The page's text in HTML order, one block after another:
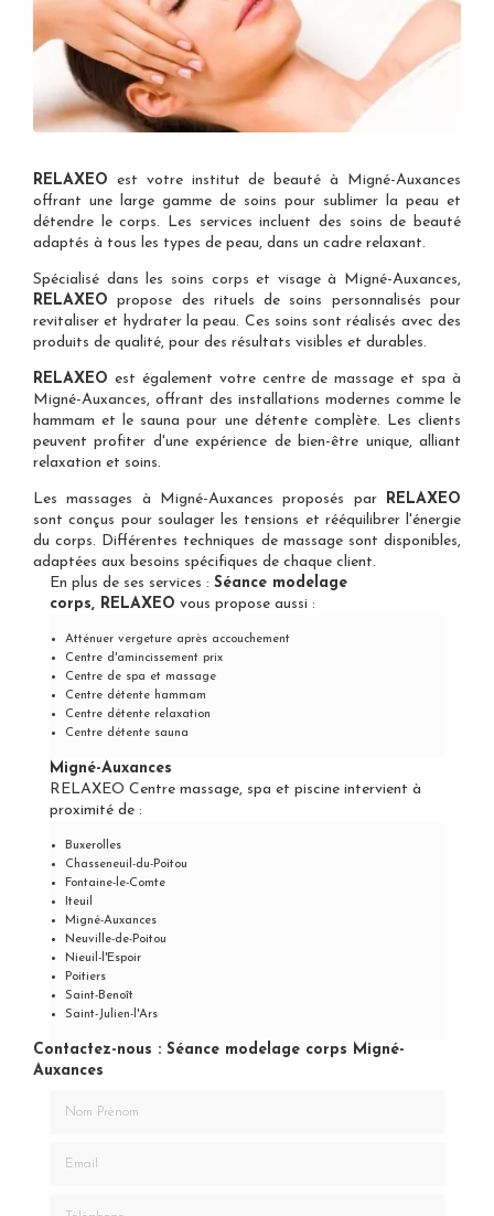
RELAXEO est votre institut de beauté à Migné-Auxances
offrant une large gamme de soins pour sublimer la peau et
détendre le corps. Les services incluent des soins de beauté
adaptés à tous les types de peau, dans un cadre relaxant.
Spécialisé dans les soins corps et visage à Migné-Auxances,
RELAXEO propose des rituels de soins personnalisés pour
revitaliser et hydrater la peau. Ces soins sont réalisés avec des
produits de qualité, pour des résultats visibles et durables.
RELAXEO est également votre centre de massage et spa à
Migné-Auxances, offrant des installations modernes comme le
hammam et le sauna pour une détente complète. Les clients
peuvent profiter d'une expérience de bien-être unique, alliant
relaxation et soins.
Lesmassages à Migné-Auxances proposés par
RELAXEO
sont conçus pour soulager les tensions et rééquilibrer l'énergie
du corps. Différentes techniques de massage sont disponibles,
adaptées aux besoins spécifiques de chaque client.
En plus de ses services : Séance modelage
corps, RELAXEO vous propose aussi :
Atténuer vergeture après accouchement
Centre d'amincissement prix
Centre de spa et massage
Centre détente hammam
Centre détente relaxation
Centre détente sauna
Migné-Auxances
RELAXEO Centre massage, spa et piscine intervient à
proximité de :
Buxerolles
Chasseneuil-du-Poitou
Fontaine-le-Comte
Iteuil
Migné-Auxances
Neuville-de-Poitou
Nieuil-l'Espoir
Poitiers
Saint-Benoît
Saint-Julien-l'Ars
Contactez-nous : Séance modelage corps Migné-
Auxances